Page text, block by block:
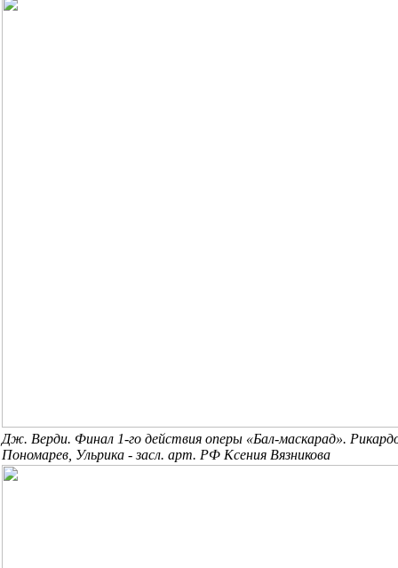
Дж. Верди. Финал 1-го действия оперы «Бал-маскарад».
Пономарев, Ульрика - засл. арт. РФ Ксения Вязникова